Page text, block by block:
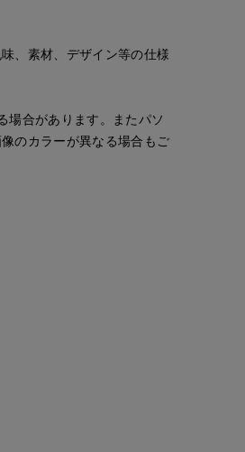
、素材、デザイン等の仕様
場合があります。またパソ
のカラーが異なる場合もご